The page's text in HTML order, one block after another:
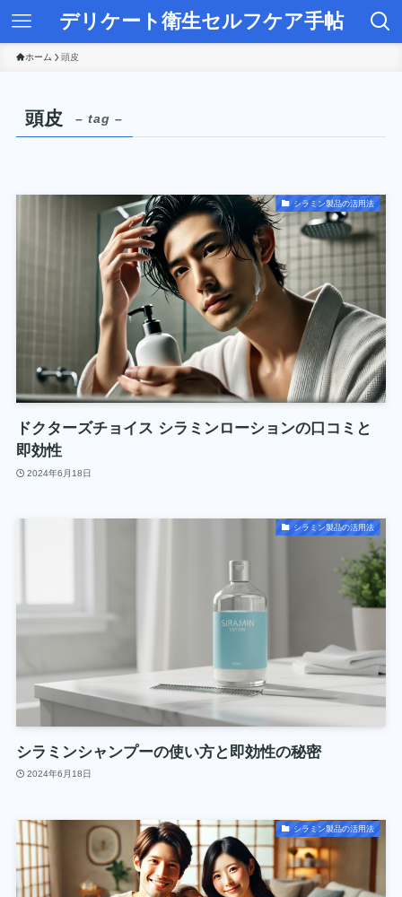
デリケート衛生セルフケア手帖
ホーム 頭皮
頭皮 – tag –
シラミン製品の活用法
ドクターズチョイス シラミンローションの口コミと
即効性
2024年6月18日
シラミン製品の活用法
シラミンシャンプーの使い方と即効性の秘密
2024年6月18日
シラミン製品の活用法